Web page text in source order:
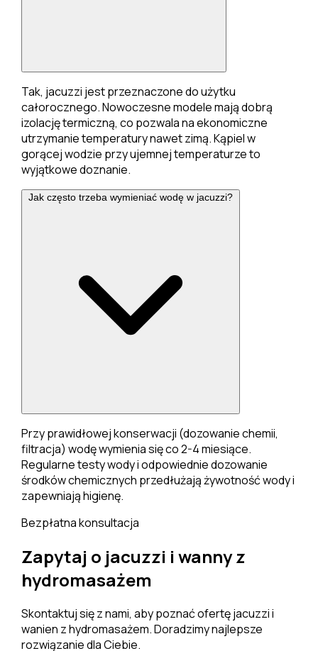
Tak, jacuzzi jest przeznaczone do użytku
całorocznego. Nowoczesne modele mają dobrą
izolację termiczną, co pozwala na ekonomiczne
utrzymanie temperatury nawet zimą. Kąpiel w
gorącej wodzie przy ujemnej temperaturze to
wyjątkowe doznanie.
Jak często trzeba wymieniać wodę w jacuzzi?
Przy prawidłowej konserwacji (dozowanie chemii,
filtracja) wodę wymienia się co 2-4 miesiące.
Regularne testy wody i odpowiednie dozowanie
środków chemicznych przedłużają żywotność wody i
zapewniają higienę.
Bezpłatna konsultacja
Zapytaj o jacuzzi i wanny z
hydromasażem
Skontaktuj się z nami, aby poznać ofertę jacuzzi i
wanien z hydromasażem. Doradzimy najlepsze
rozwiązanie dla Ciebie.